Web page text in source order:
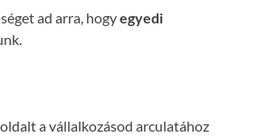
ad arra, hogyegyedi
a vállalkozásod arculatához